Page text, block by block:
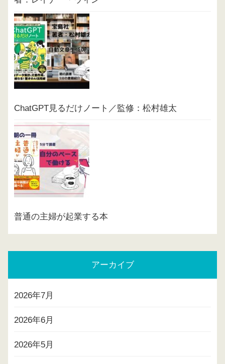
ChatGPT見るだけノート／監修：松村雄太
普通の主婦が起業する本
アーカイブ
2026年7月
2026年6月
2026年5月